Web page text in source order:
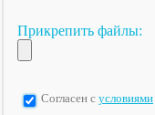
Прикрепить файлы:
Согласен с условиями